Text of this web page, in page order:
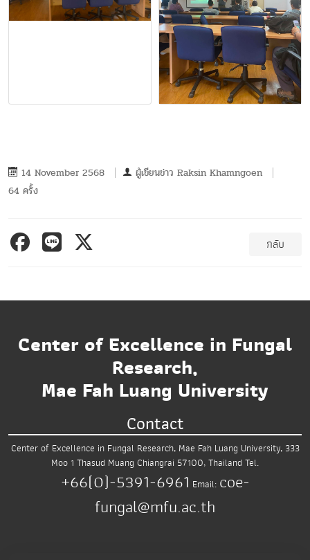
14 November 2568 ผู้เขียนข่าว Raksin Khamngoen
64 ครั้ง
กลับ
Center of Excellence in Fungal
Research,
Mae Fah Luang University
Contact
Center of Excellence in Fungal Research, Mae Fah Luang University, 333
Moo 1 Thasud Muang Chiangrai 57100, ThailandTel.
+66(0)-5391-6961 Email: coe-
fungal@mfu.ac.th